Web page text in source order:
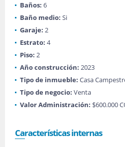
Baños: 6
Baño medio: Si
Garaje: 2
Estrato: 4
Piso: 2
Año construcción: 2023
Tipo de inmueble: Casa
Tipo de negocio: Venta
Valor Administración: $600.000
Características internas